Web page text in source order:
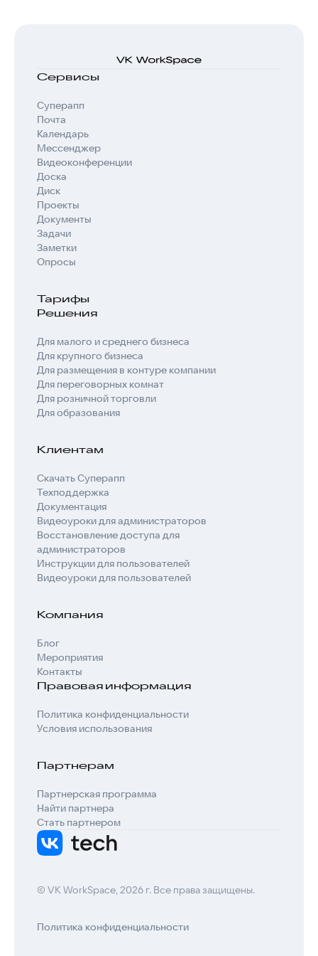
Сервисы
Суперапп
Почта
Календарь
Мессенджер
Видеоконференции
Доска
Диск
Проекты
Документы
Задачи
Заметки
Опросы
Тарифы
Решения
Для малого и среднего бизнеса
Для крупного бизнеса
Для размещения в контуре компании
Для переговорных комнат
Для розничной торговли
Для образования
Клиентам
Скачать Суперапп
Техподдержка
Документация
Видеоуроки для администраторов
Восстановление доступа для
администраторов
Инструкции для пользователей
Видеоуроки для пользователей
Компания
Блог
Мероприятия
Контакты
Правовая информация
Политика конфиденциальности
Условия использования
Партнерам
Партнерская программа
Найти партнера
Стать партнером
© VK WorkSpace, 2026 г. Все права защищены.
Политика конфиденциальности